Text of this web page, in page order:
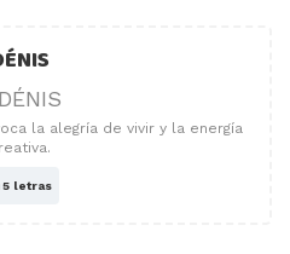
la alegría de vivir y la energía
5 letras